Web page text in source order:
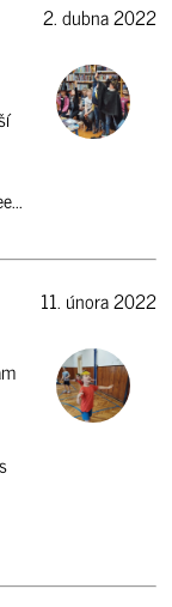
2. dubna 2022
11. února 2022